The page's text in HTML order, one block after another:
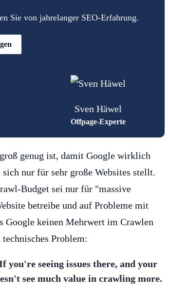
Sie von jahrelanger SEO-Erfahrung.
Sven Häwel
Offpage-Experte
genug ist, damit Google wirklich
nur für sehr große Websites stellt.
Budget sei nur für "massive
betreibe und auf Probleme mit
Google keinen Mehrwert im Crawlen
Problem:
seeing issues there, and your
see much value in crawling more.